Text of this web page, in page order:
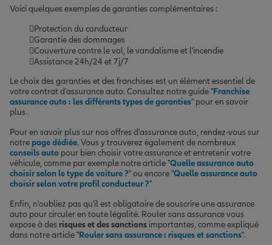
Voici quelques exemples de garanties complémentaires :
Protection du conducteur
Garantie des dommages
Couverture contre le vol, le vandalisme et l'incendie
Assistance 24h/24 et 7j/7
Le choix des garanties et des franchises est un élément essentiel de
votre contrat d'assurance auto. Consultez notre guide "Franchise
assurance auto : les différents types de garanties" pour en savoir
plus.
Pour en savoir plus sur nos offres d'assurance auto, rendez-vous sur
notre page dédiée. Vous y trouverez également de nombreux
conseils auto pour bien choisir votre assurance et entretenir votre
véhicule, comme par exemple notre article "Quelle assurance auto
choisir selon le type de voiture ?" ou encore "Quelle assurance auto
choisir selon votre profil conducteur ?"
Enfin, n'oubliez pas qu'il est obligatoire de souscrire une assurance
auto pour circuler en toute légalité. Rouler sans assurance vous
expose à des risques et des sanctions importantes, comme expliqué
dans notre article "Rouler sans assurance : risques et sanctions".